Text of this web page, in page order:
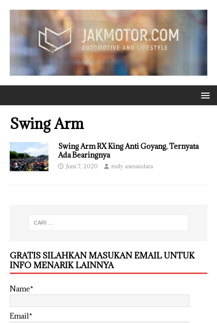
Swing Arm
Swing Arm RX King Anti Goyang, Ternyata
Ada Bearingnya
Juni 7, 2020 rudy asmandara
GRATIS SILAHKAN MASUKAN EMAIL UNTUK
INFO MENARIK LAINNYA
Name*
Email*